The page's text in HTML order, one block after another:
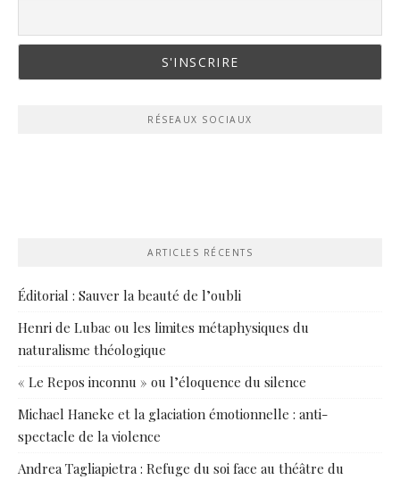
RÉSEAUX SOCIAUX
ARTICLES RÉCENTS
Éditorial : Sauver la beauté de l’oubli
Henri de Lubac ou les limites métaphysiques du
naturalisme théologique
« Le Repos inconnu » ou l’éloquence du silence
Michael Haneke et la glaciation émotionnelle : anti-
spectacle de la violence
Andrea Tagliapietra : Refuge du soi face au théâtre du